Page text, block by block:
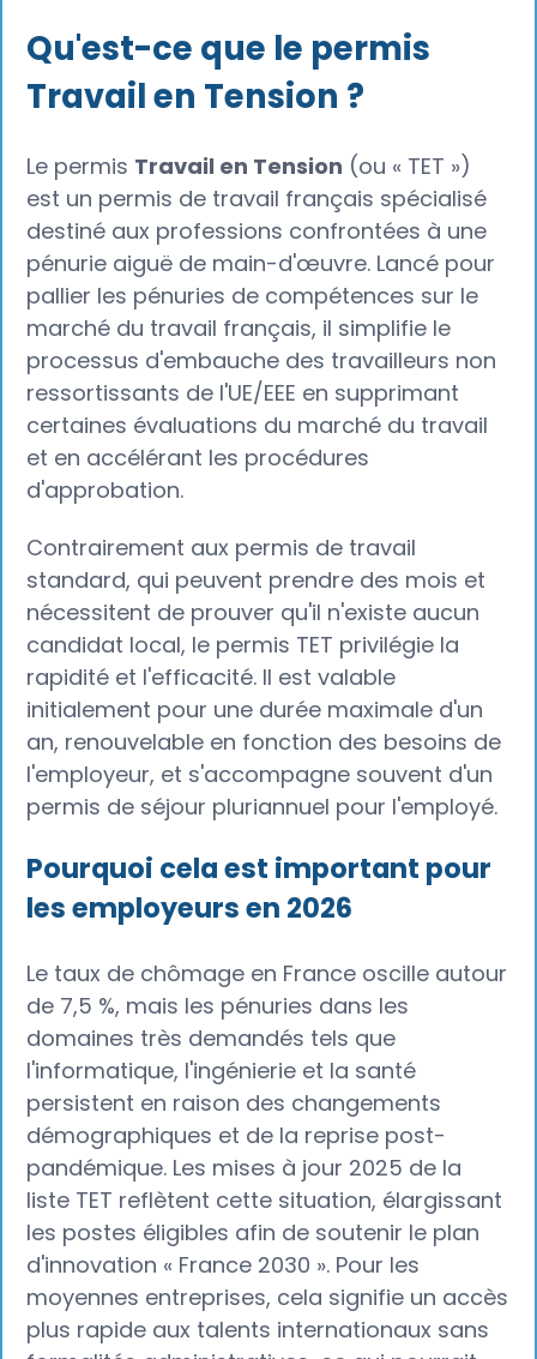
Qu'est-ce que le permis
Travail en Tension ?
Le permis Travail en Tension (ou « TET »)
est un permis de travail français spécialisé
destiné aux professions confrontées à une
pénurie aiguë de main-d'œuvre. Lancé pour
pallier les pénuries de compétences sur le
marché du travail français, il simplifie le
processus d'embauche des travailleurs non
ressortissants de l'UE/EEE en supprimant
certaines évaluations du marché du travail
et en accélérant les procédures
d'approbation.
Contrairement aux permis de travail
standard, qui peuvent prendre des mois et
nécessitent de prouver qu'il n'existe aucun
candidat local, le permis TET privilégie la
rapidité et l'efficacité. Il est valable
initialement pour une durée maximale d'un
an, renouvelable en fonction des besoins de
l'employeur, et s'accompagne souvent d'un
permis de séjour pluriannuel pour l'employé.
Pourquoi cela est important pour
les employeurs en 2026
Le taux de chômage en France oscille autour
de 7,5 %, mais les pénuries dans les
domaines très demandés tels que
l'informatique, l'ingénierie et la santé
persistent en raison des changements
démographiques et de la reprise post-
pandémique. Les mises à jour 2025 de la
liste TET reflètent cette situation, élargissant
les postes éligibles afin de soutenir le plan
d'innovation « France 2030 ». Pour les
moyennes entreprises, cela signifie un accès
plus rapide aux talents internationaux sans